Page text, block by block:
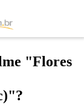
"Flores